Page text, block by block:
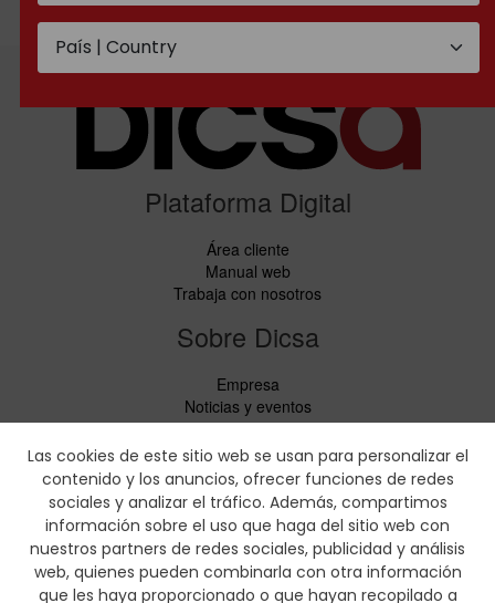
Las cookies de este sitio web se usan para personalizar el
contenido y los anuncios, ofrecer funciones de redes
sociales y analizar el tráfico. Además, compartimos
información sobre el uso que haga del sitio web con
nuestros partners de redes sociales, publicidad y análisis
web, quienes pueden combinarla con otra información
que les haya proporcionado o que hayan recopilado a
Plataforma Digital
Área cliente
Manual web
Trabaja con nosotros
Sobre Dicsa
Empresa
Noticias y eventos
Servicios
Código de Conducta
Responsabilidad Social
CbC Report
Descargas
Lista de precios y folletos de productos